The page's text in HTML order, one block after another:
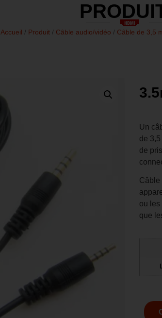
Accueil / Produit / Câble audio/vidéo / Câble de 3,5
Un
de
de
Câble
ou les
que